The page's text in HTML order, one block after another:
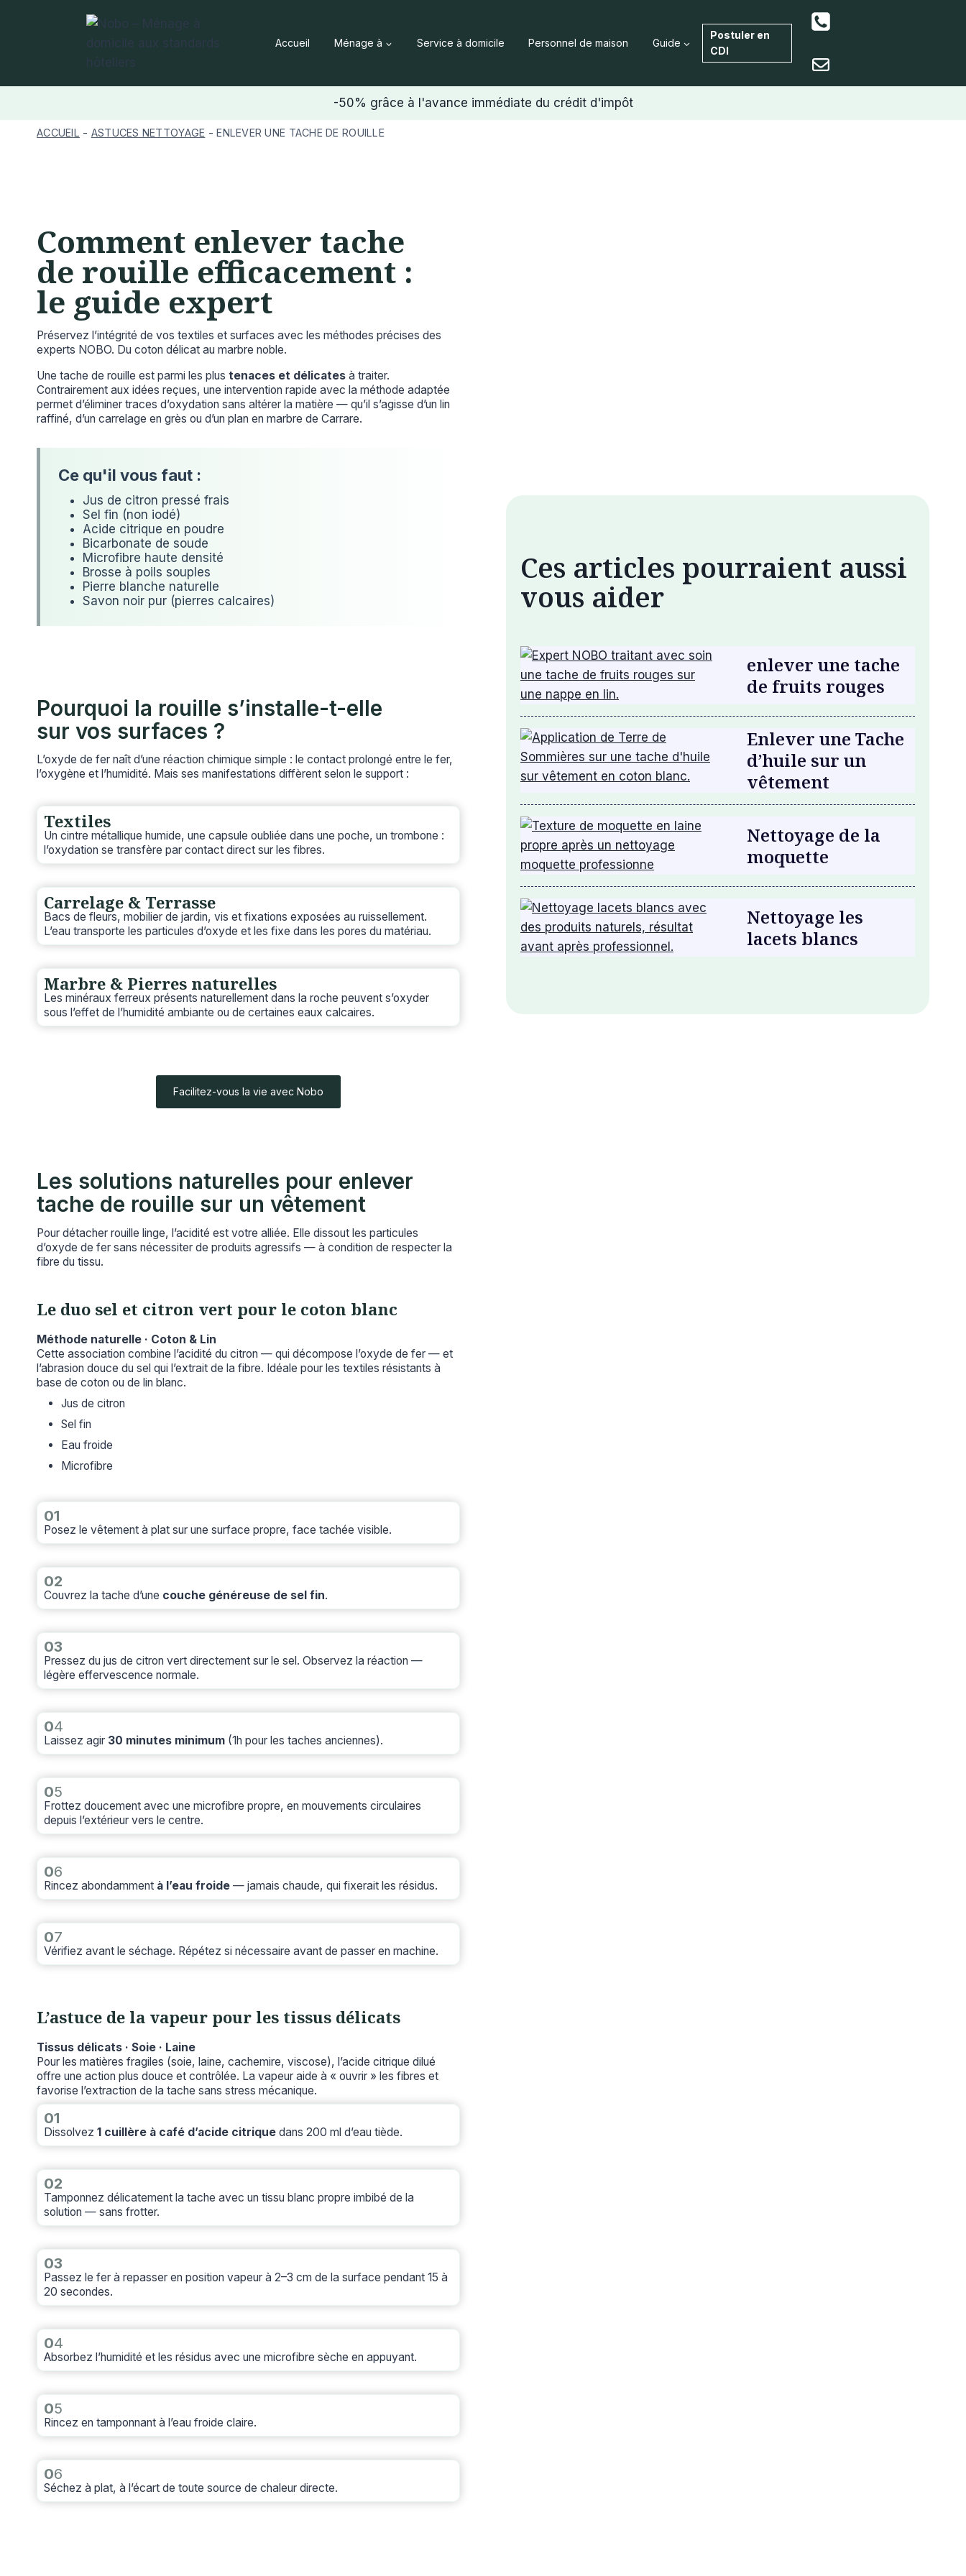
Accueil Ménage à Service à domicile Personnel de maison Guide
Postuler en
CDI
-50% grâce à l'avance immédiate du crédit d'impôt
ACCUEIL - ASTUCES NETTOYAGE -ENLEVER UNE TACHE DE ROUILLE
Comment enlever tache
de rouille efficacement :
le guide expert
Préservez l’intégrité de vos textiles et surfaces avec les méthodes précises des
experts NOBO. Du coton délicat au marbre noble.
Une tache de rouille est parmi les plus tenaces et délicates à traiter.
Contrairement aux idées reçues, une intervention rapide avec la méthode adaptée
permet d’éliminer traces d’oxydation sans altérer la matière — qu’il s’agisse d’un lin
raffiné, d’un carrelage en grès ou d’un plan en marbre de Carrare.
Jus de citron pressé frais
Sel fin (non iodé)
Acide citrique en poudre
Bicarbonate de soude
Microfibre haute densité
Brosse à poils souples
Pierre blanche naturelle
Savon noir pur (pierres calcaires)
Pourquoi la rouille s’installe-t-elle
sur vos surfaces ?
L’oxyde de fer naît d’une réaction chimique simple : le contact prolongé entre le fer,
l’oxygène et l’humidité. Mais ses manifestations diffèrent selon le support :
Textiles
Un cintre métallique humide, une capsule oubliée dans une poche, un trombone :
l’oxydation se transfère par contact direct sur les fibres.
Carrelage & Terrasse
Bacs de fleurs, mobilier de jardin, vis et fixations exposées au ruissellement.
L’eau transporte les particules d’oxyde et les fixe dans les pores du matériau.
Marbre & Pierres naturelles
Les minéraux ferreux présents naturellement dans la roche peuvent s’oxyder
sous l’effet de l’humidité ambiante ou de certaines eaux calcaires.
Facilitez-vous la vie avec Nobo
Les solutions naturelles pour enlever
tache de rouille sur un vêtement
Pour détacher rouille linge, l’acidité est votre alliée. Elle dissout les particules
d’oxyde de fer sans nécessiter de produits agressifs — à condition de respecter la
fibre du tissu.
Le duo sel et citron vert pour le coton blanc
Méthode naturelle · Coton & Lin
Cette association combine l’acidité du citron — qui décompose l’oxyde de fer — et
l’abrasion douce du sel qui l’extrait de la fibre. Idéale pour les textiles résistants à
base de coton ou de lin blanc.
Jus de citron
Sel fin
Eau froide
Microfibre
01
Posez le vêtement à plat sur une surface propre, face tachée visible.
02
Couvrez la tache d’une couche généreuse de sel fin.
03
Pressez du jus de citron vert directement sur le sel. Observez la réaction —
légère effervescence normale.
04
Laissez agir 30 minutes minimum(1h pour les taches anciennes).
05
Frottez doucement avec une microfibre propre, en mouvements circulaires
depuis l’extérieur vers le centre.
06
Rincez abondamment à l’eau froide— jamais chaude, qui fixerait les résidus.
07
Vérifiez avant le séchage. Répétez si nécessaire avant de passer en machine.
L’astuce de la vapeur pour les tissus délicats
Tissus délicats · Soie · Laine
Pour les matières fragiles (soie, laine, cachemire, viscose), l’acide citrique dilué
offre une action plus douce et contrôlée. La vapeur aide à « ouvrir » les fibres et
favorise l’extraction de la tache sans stress mécanique.
01
Dissolvez 1 cuillère à café d’acide citriquedans 200 ml d’eau tiède.
02
Tamponnez délicatement la tache avec un tissu blanc propre imbibé de la
solution — sans frotter.
03
Passez le fer à repasser en position vapeur à 2–3 cm de la surface pendant 15 à
20 secondes.
04
Absorbez l’humidité et les résidus avec une microfibre sèche en appuyant.
05
Rincez en tamponnant à l’eau froide claire.
06
Séchez à plat, à l’écart de toute source de chaleur directe.
Ces articles pourraient aussi
vous aider
enlever une tache
de fruits rouges
Enlever une Tache
d’huile sur un
vêtement
Nettoyage de la
moquette
Nettoyage les
lacets blancs